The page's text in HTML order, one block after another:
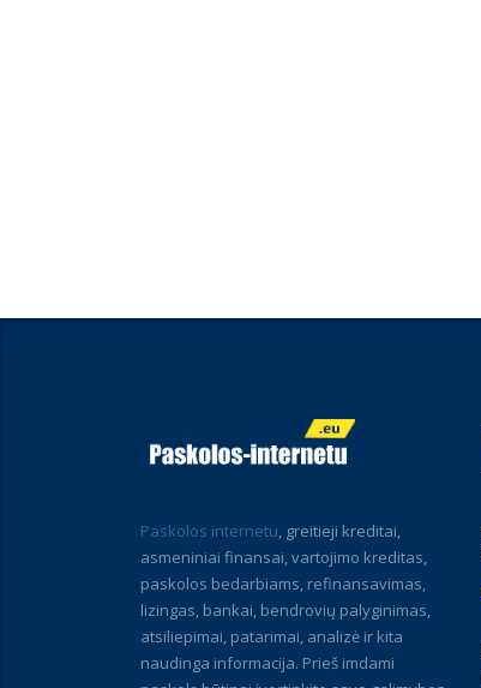
Paskolos internetu, greitieji kreditai,
asmeniniai finansai, vartojimo kreditas,
paskolos bedarbiams, refinansavimas,
lizingas, bankai, bendrovių palyginimas,
atsiliepimai, patarimai, analizė ir kita
naudinga informacija. Prieš imdami